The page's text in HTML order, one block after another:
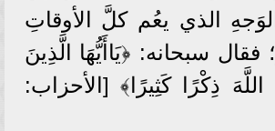
الذي يعُم كلَّ الأوقاتِ
فقال سبحانه: ﴿يَاأَيُّهَا الَّذِينَ
اللَّهَ ذِكْرًا كَثِيرًا﴾ [الأحزاب: